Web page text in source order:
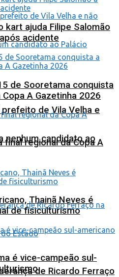
de Vila Velha e
nenhum candidato ao
de Ricardo Ferraço
kart ajuda Filipe Salomão
acidente
de Sooretama conquista
Copa A Gazetinha 2026
regional da Copa A
Thainã Neves é
de fisiculturismo
é vice-campeão sul-